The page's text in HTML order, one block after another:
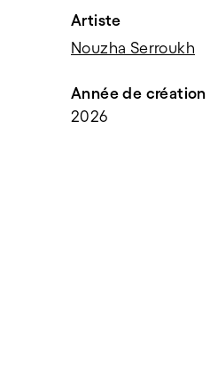
Artiste
Nouzha Serroukh
Année de création
2026